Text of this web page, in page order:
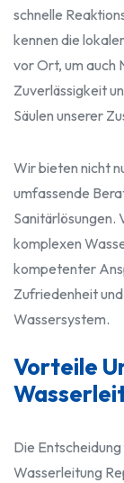
schnelle
kennen die
vor Ort, um auch
Zuverlässigkeit
Säulen unserer
Wir bieten nicht
umfassende
Sanitärlösungen.
komplexen
kompetenter
Zufriedenheit
Wassersystem.
Vorteile
Die
Wasserleitung